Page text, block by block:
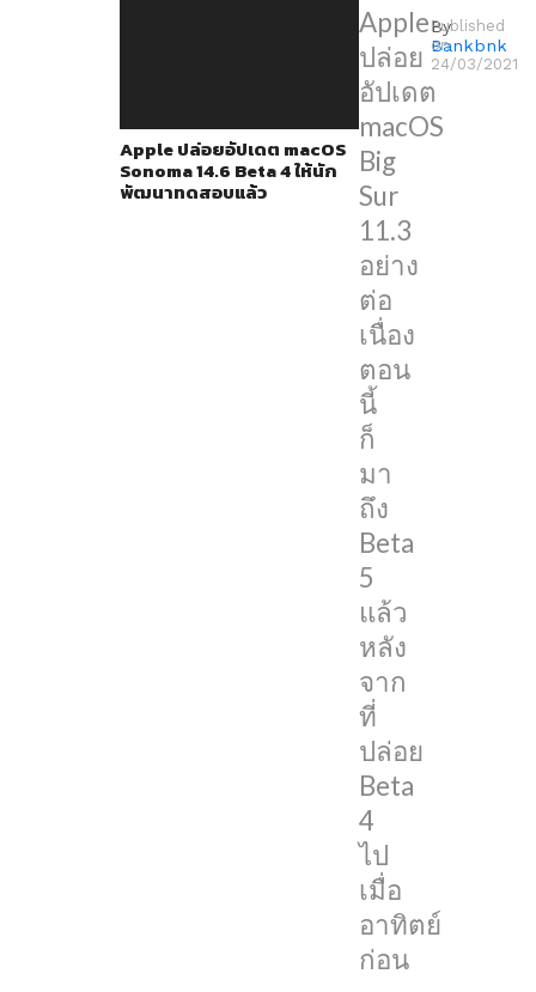
Apple ปล่อยอัปเดต macOS
Sonoma 14.6 Beta 4 ให้นัก
พัฒนาทดสอบแล้ว
Apple
ปล่อย
อัปเดต
macOS
Big
Sur
11.3
อย่าง
ต่อ
เนื่อง
ตอน
นี้
ก็
มา
ถึง
Beta
5
แล้ว
หลัง
จาก
ที่
ปล่อย
Beta
4
ไป
เมื่อ
อาทิตย์
ก่อน
By
Bankbnk
Published
on
24/03/2021
จาก
ที่
ปล่อย
macOS
Big
Sur
11.3
Beta
4
ไป
เมื่อ
อาทิตย์
ก่อน
โดย
ซอฟแวร์
ตัว
นี้
มี
ไว้
สำหรับ
นัก
พัฒนา
เรา
ไม่
แนะนำ
ให้
ผู้
ใช้